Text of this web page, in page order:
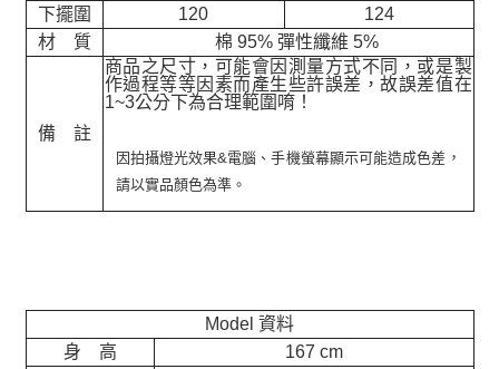
下擺圍
120
124
材 質
棉 95% 彈性纖維 5%
備 註
商品之尺寸，可能會因測量方式不同，或是製
作過程等等因素而產生些許誤差，故誤差值在
1~3公分下為合理範圍唷！
因拍攝燈光效果&電腦、手機螢幕顯示可能造成色差，
請以實品顏色為準。
Model 資料
身 高
167 cm